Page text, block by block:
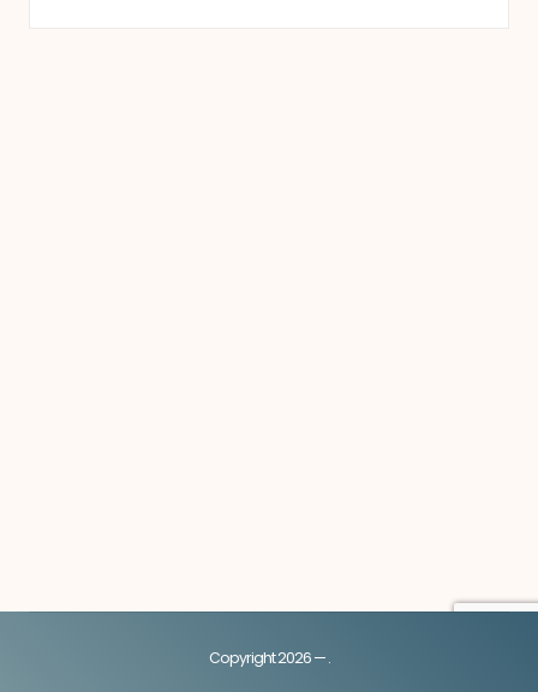
Copyright 2026 — .